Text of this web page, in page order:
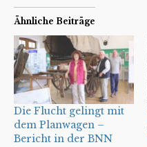
Ähnliche Beiträge
Die Flucht gelingt mit
dem Planwagen –
Bericht in der BNN